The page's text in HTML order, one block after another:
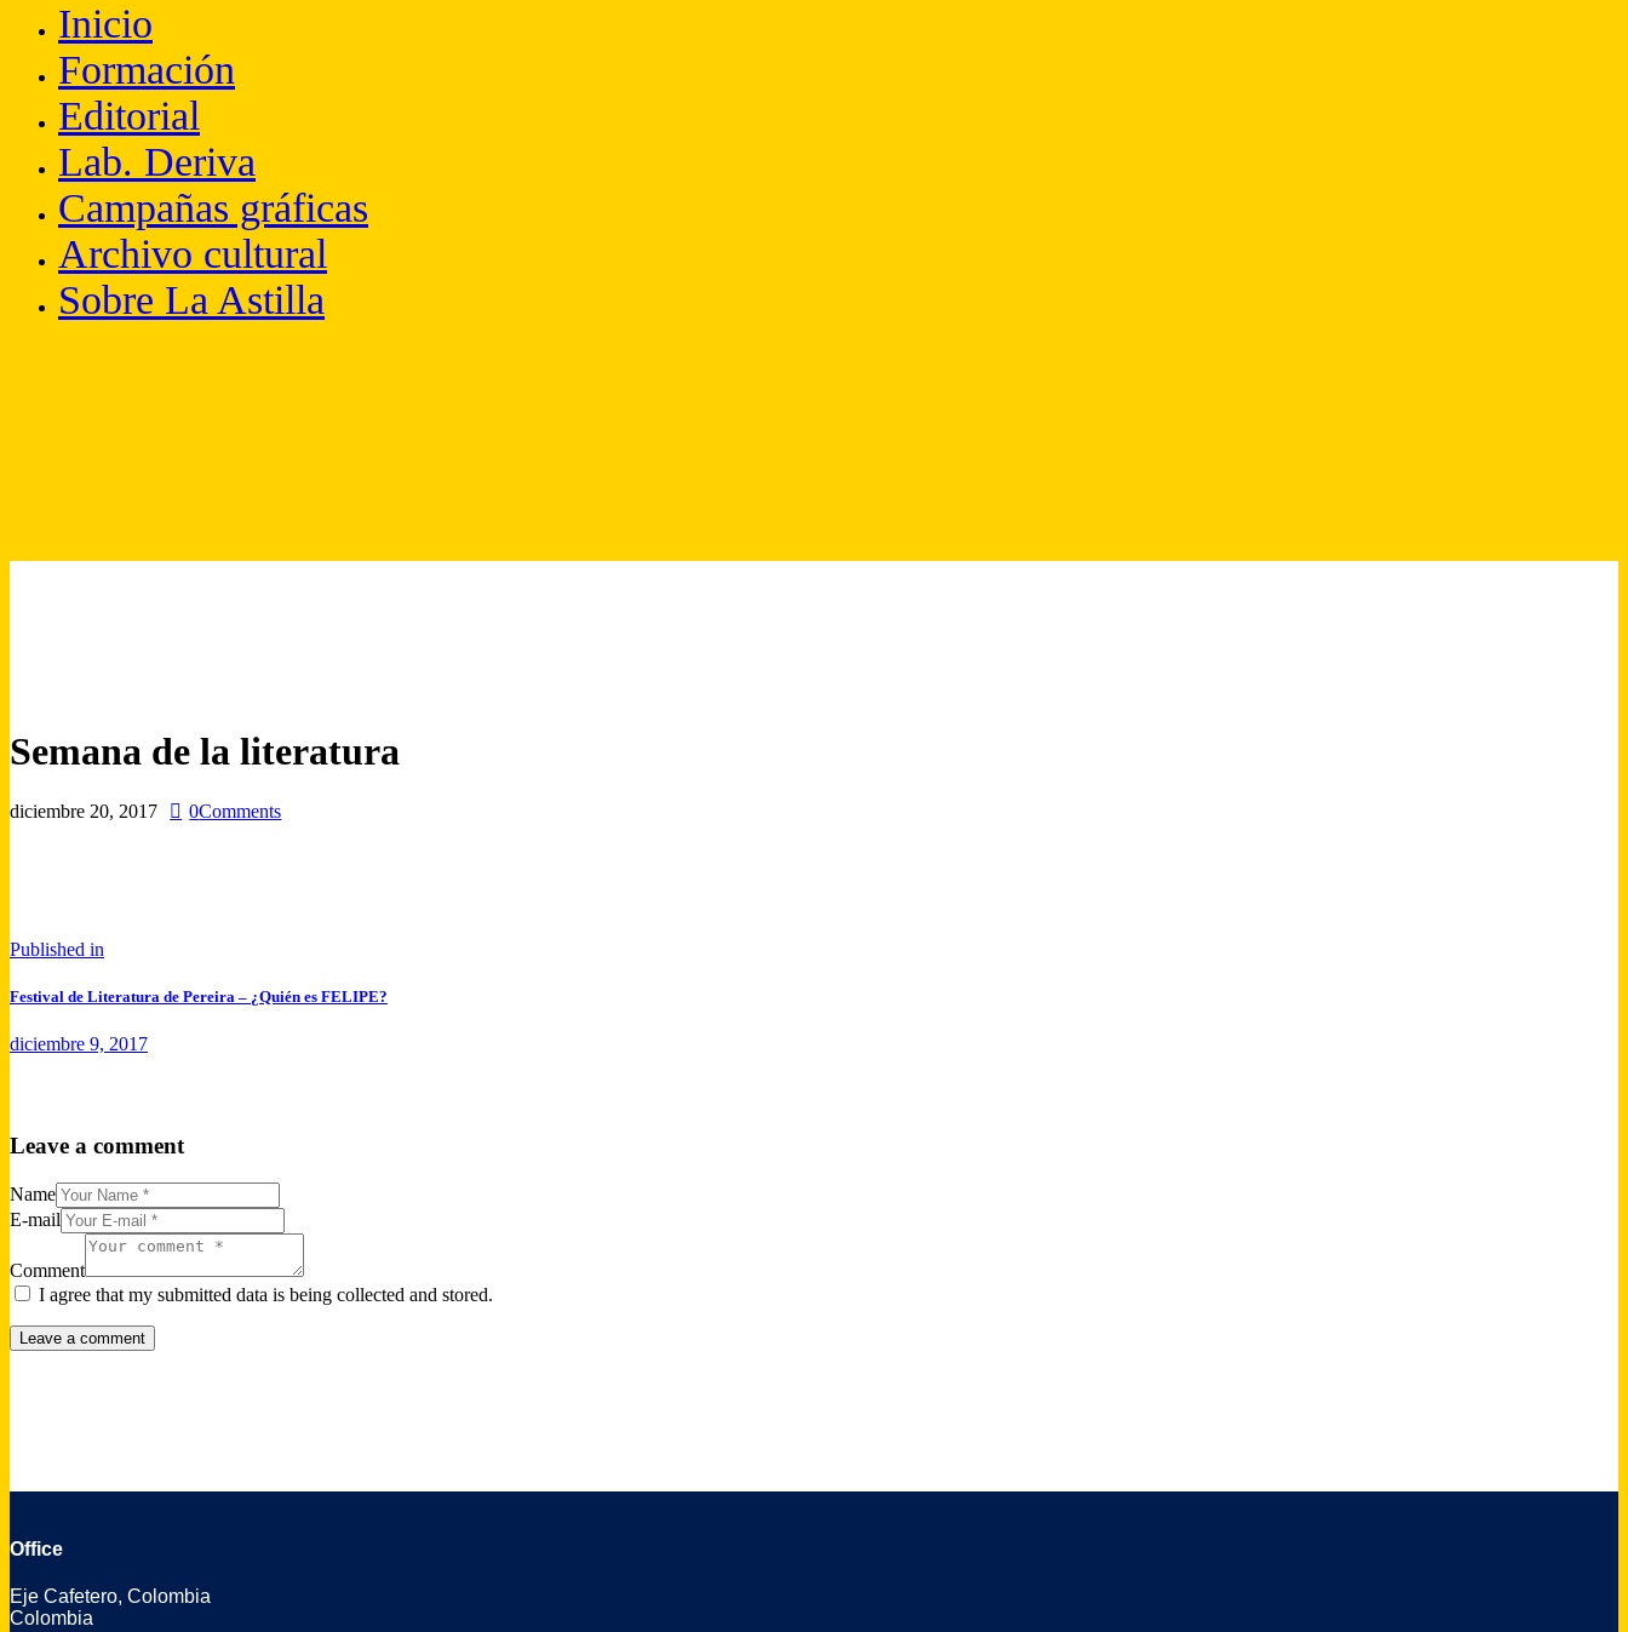
Inicio
Formación
Editorial
Lab. Deriva
Campañas gráficas
Archivo cultural
Sobre La Astilla
Semana de la literatura
diciembre 20, 2017 0Comments
Navegación
de
Published in
Festival de Literatura de Pereira – ¿Quién es FELIPE?
diciembre 9, 2017
Leave a comment
Name
E-mail
Comment
I agree that my submitted data is being collected and stored.
Office
Eje Cafetero, Colombia
Colombia